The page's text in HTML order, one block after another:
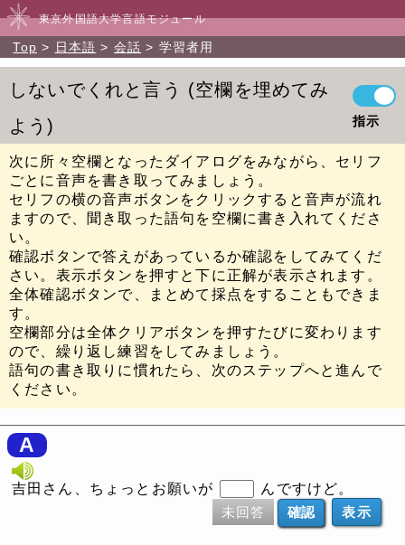
東京外国語大学言語モジュール
Top 日本語 会話 学習者用
しないでくれと言う
空欄を埋めてみ
よう
指示
次に所々空欄となったダイアログをみながら、セリフ
ごとに音声を書き取ってみましょう。
セリフの横の音声ボタンをクリックすると音声が流れ
ますので、聞き取った語句を空欄に書き入れてくださ
い。
確認ボタンで答えがあっているか確認をしてみてくだ
さい。表示ボタンを押すと下に正解が表示されます。
全体確認ボタンで、まとめて採点をすることもできま
す。
空欄部分は全体クリアボタンを押すたびに変わります
ので、繰り返し練習をしてみましょう。
語句の書き取りに慣れたら、次のステップへと進んで
ください。
A
吉田さん、ちょっとお願いが
んですけど。
未回答
表示